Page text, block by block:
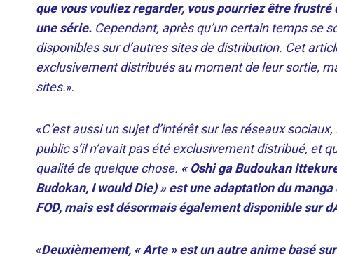
que vous vouliez regarder, vous pourriez être
une série. Cependant, après qu’un certain temps se
disponibles sur d’autres sites de distribution. Cet
exclusivement distribués au moment de leur sortie,
sites.».
«C’est aussi un sujet d’intérêt sur les réseaux
public s’il n’avait pas été exclusivement distribué, et
qualité de quelque chose. « Oshi ga Budoukan
Budokan, I would Die) » est une adaptation du
FOD, mais est désormais également disponible sur
«Deuxièmement, « Arte » est un autre anime basé